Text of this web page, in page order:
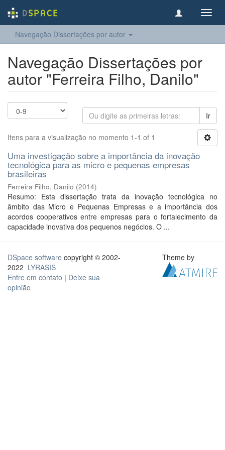
Navegação Dissertações por autor
Navegação Dissertações por
autor "Ferreira Filho, Danilo"
Ir
Itens para a visualização no momento 1-1 of 1
Uma investigação sobre a importância da inovação
tecnológica para as micro e pequenas empresas
brasileiras
Ferreira Filho, Danilo (2014)
Resumo: Esta dissertação trata da inovação tecnológica no
âmbito das Micro e Pequenas Empresas e a importância dos
acordos cooperativos entre empresas para o fortalecimento da
capacidade inovativa dos pequenos negócios. O ...
DSpace software copyright © 2002-
2022 LYRASIS
Entre em contato | Deixe sua
opinião
Theme by